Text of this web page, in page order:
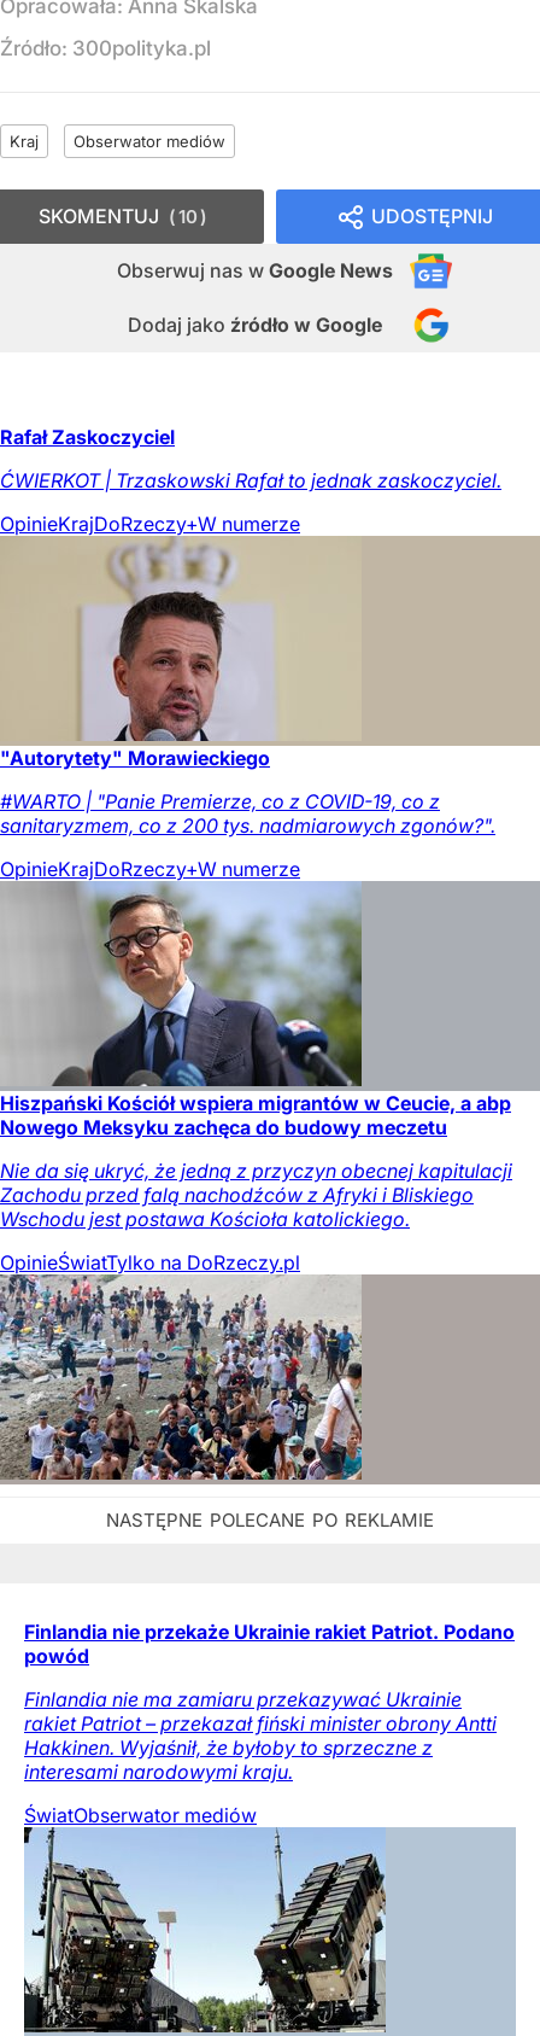
Opracowała: Anna Skalska
Źródło: 300polityka.pl
Kraj Obserwator mediów
UDOSTĘPNIJ
Obserwuj nas w Google News
Dodaj jako źródło w Google
SKOMENTUJ 10
Rafał Zaskoczyciel
ĆWIERKOT | Trzaskowski Rafał to jednak zaskoczyciel.
OpinieKrajDoRzeczy+W numerze
"Autorytety" Morawieckiego
#WARTO | "Panie Premierze, co z COVID-19, co z
sanitaryzmem, co z 200 tys. nadmiarowych zgonów?".
OpinieKrajDoRzeczy+W numerze
Hiszpański Kościół wspiera migrantów w Ceucie, a abp
Nowego Meksyku zachęca do budowy meczetu
Nie da się ukryć, że jedną z przyczyn obecnej kapitulacji
Zachodu przed falą nachodźców z Afryki i Bliskiego
Wschodu jest postawa Kościoła katolickiego.
OpinieŚwiatTylko na DoRzeczy.pl
Finlandia nie przekaże Ukrainie rakiet Patriot. Podano
powód
Finlandia nie ma zamiaru przekazywać Ukrainie
rakiet Patriot – przekazał fiński minister obrony Antti
Hakkinen. Wyjaśnił, że byłoby to sprzeczne z
interesami narodowymi kraju.
ŚwiatObserwator mediów